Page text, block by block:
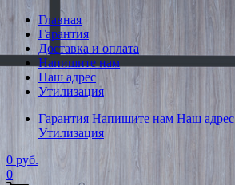
Главная
Гарантия
Доставка и оплата
Напишите нам
Наш адрес
Утилизация
Гарантия Напишите нам Наш адрес
Утилизация
0 руб.
0